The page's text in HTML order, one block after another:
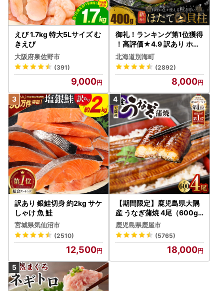
えび 1.7kg 特大5Lサイズ む
きえび
大阪府泉佐野市
(391)
9,000
御礼！ランキング第1位獲得
！高評価★4.9 訳あり ホタ
テ 400g（ほたて 帆立 貝柱
冷凍 ）
北海道別海町
(2892)
8,000
訳あり 銀鮭切身 約2kg サケ
しゃけ 魚 鮭
宮城県気仙沼市
(2510)
12,500
【期間限定】鹿児島県大隅
産 うなぎ蒲焼 4尾（600g
） KN007-004-04-cp18
うなぎ 鰻 魚 惣菜 総菜
鹿児島県鹿屋市
(5765)
18,000